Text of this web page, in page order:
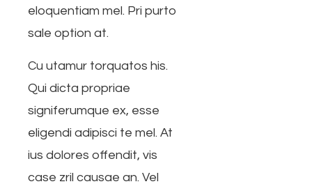
eloquentiam mel. Pri purto
sale option at.
Cu utamur torquatos his.
Qui dicta propriae
signiferumque ex, esse
eligendi adipisci te mel. At
ius dolores offendit, vis
case zril causae an. Vel